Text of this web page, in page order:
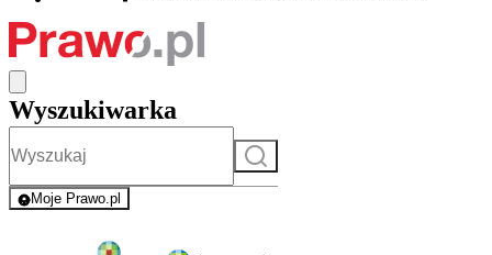
Wyszukiwarka
Szukaj
Moje Prawo.pl
- rejestracja i logowanie do serwisu